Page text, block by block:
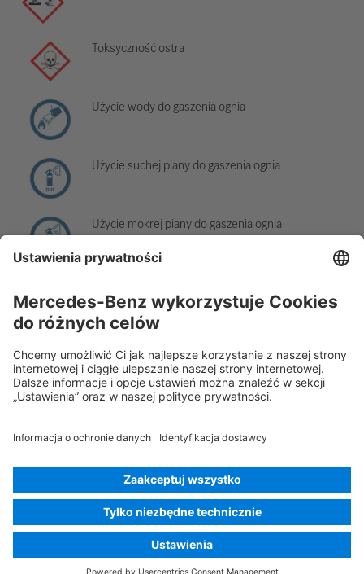
Toksyczność ostra
Użycie wody do gaszenia ognia
Użycie suchej piany do gaszenia ognia
Użycie mokrej piany do gaszenia ognia
117.9
Wybór języka
© 2026Mercedes-Benz AG
Oznaczenie usługodawcy
Ustawienia cookies
Ochrona danych osobowych
Informacje prawne